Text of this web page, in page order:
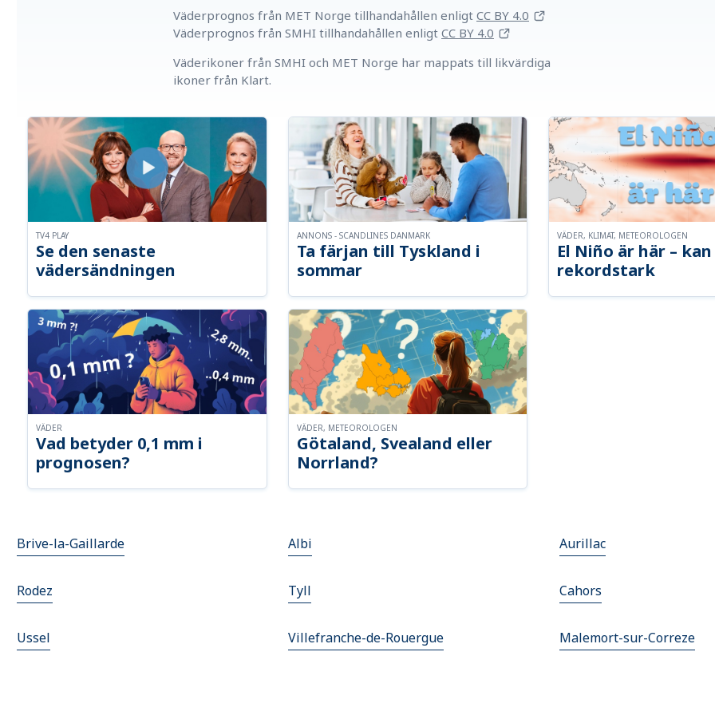
Väderprognos från MET Norge tillhandahållen enligt CC BY 4.0
Väderprognos från SMHI tillhandahållen enligt CC BY 4.0
Väderikoner från SMHI och MET Norge har mappats till likvärdiga
ikoner från Klart.
Se den senaste
vädersändningen
TV4 PLAY
Ta färjan till Tyskland i
sommar
ANNONS - SCANDLINES DANMARK
El Niño är här –
rekordstark
VÄDER, KLIMAT, METEOROLOGEN
Vad betyder 0,1 mm i
prognosen?
VÄDER
Götaland, Svealand eller
Norrland?
VÄDER, METEOROLOGEN
Brive-la-Gaillarde Albi Aurillac
Rodez Tyll Cahors
Ussel Villefranche-de-Rouergue Malemort-sur-Correze